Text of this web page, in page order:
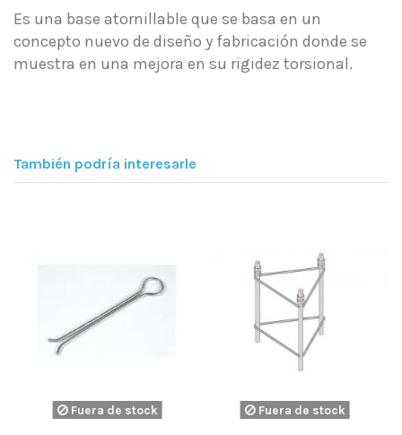
Es una base atornillable que se basa en un
concepto nuevo de diseño y fabricación donde se
muestra en una mejora en su rigidez torsional.
También podría interesarle
Fuera de stock Fuera de stock